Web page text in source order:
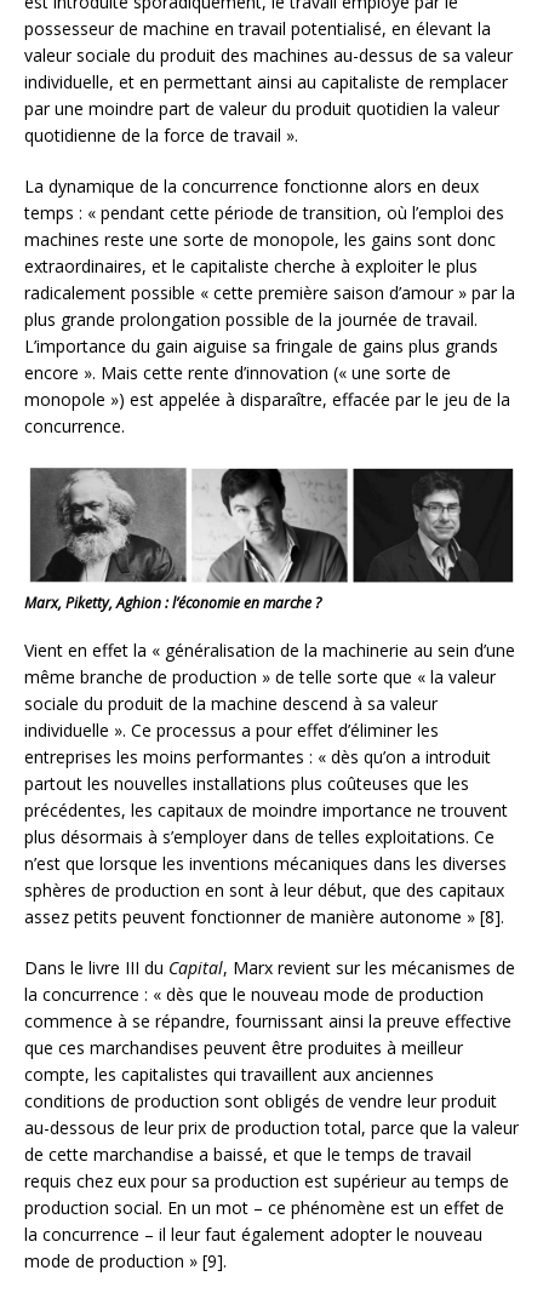
possesseur de machine en travail potentialisé, en élevant la
valeur sociale du produit des machines au-dessus de sa valeur
individuelle, et en permettant ainsi au capitaliste de remplacer
par une moindre part de valeur du produit quotidien la valeur
quotidienne de la force de travail ».
La dynamique de la concurrence fonctionne alors en deux
temps : « pendant cette période de transition, où l’emploi des
machines reste une sorte de monopole, les gains sont donc
extraordinaires, et le capitaliste cherche à exploiter le plus
radicalement possible « cette première saison d’amour » par la
plus grande prolongation possible de la journée de travail.
L’importance du gain aiguise sa fringale de gains plus grands
encore ». Mais cette rente d’innovation (« une sorte de
monopole ») est appelée à disparaître, effacée par le jeu de la
concurrence.
Marx, Piketty, Aghion : l’économie en marche ?
Vient en effet la « généralisation de la machinerie au sein d’une
même branche de production » de telle sorte que « la valeur
sociale du produit de la machine descend à sa valeur
individuelle ». Ce processus a pour effet d’éliminer les
entreprises les moins performantes : « dès qu’on a introduit
partout les nouvelles installations plus coûteuses que les
précédentes, les capitaux de moindre importance ne trouvent
plus désormais à s’employer dans de telles exploitations. Ce
n’est que lorsque les inventions mécaniques dans les diverses
sphères de production en sont à leur début, que des capitaux
assez petits peuvent fonctionner de manière autonome » [8].
Dans le livre III du Capital, Marx revient sur les mécanismes de
la concurrence : « dès que le nouveau mode de production
commence à se répandre, fournissant ainsi la preuve effective
que ces marchandises peuvent être produites à meilleur
compte, les capitalistes qui travaillent aux anciennes
conditions de production sont obligés de vendre leur produit
au-dessous de leur prix de production total, parce que la valeur
de cette marchandise a baissé, et que le temps de travail
requis chez eux pour sa production est supérieur au temps de
production social. En un mot – ce phénomène est un effet de
la concurrence – il leur faut également adopter le nouveau
mode de production » [9].